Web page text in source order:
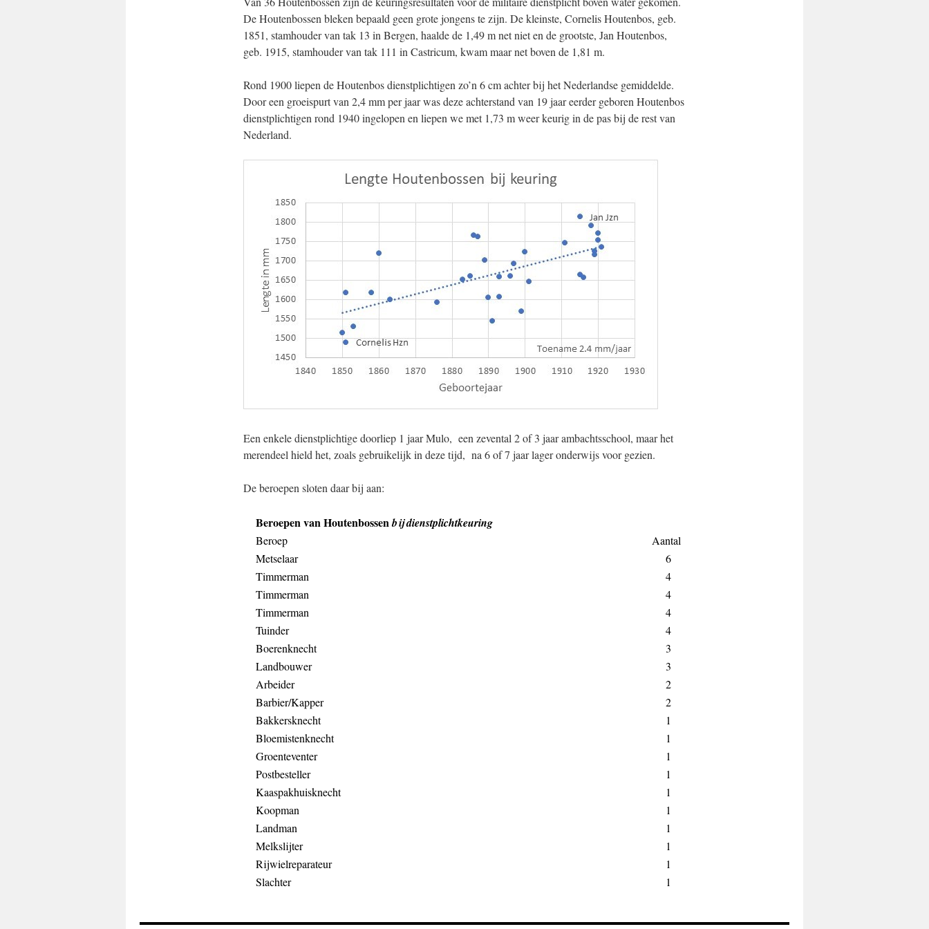
De Houtenbossen bleken bepaald geen grote jongens te zijn. De kleinste, Cornelis Houtenbos, geb.
1851, stamhouder van tak 13 in Bergen, haalde de 1,49 m net niet en de grootste, Jan Houtenbos,
geb. 1915, stamhouder van tak 111 in Castricum, kwam maar net boven de 1,81 m.
Rond 1900 liepen de Houtenbos dienstplichtigen zo’n 6 cm achter bij het Nederlandse gemiddelde.
Door een groeispurt van 2,4 mm per jaar was deze achterstand van 19 jaar eerder geboren Houtenbos
dienstplichtigen rond 1940 ingelopen en liepen we met 1,73 m weer keurig in de pas bij de rest van
Nederland.
Een enkele dienstplichtige doorliep 1 jaar Mulo, een zevental 2 of 3 jaar ambachtsschool, maar het
merendeel hield het, zoals gebruikelijk in deze tijd, na 6 of 7 jaar lager onderwijs voor gezien.
De beroepen sloten daar bij aan:
Beroepen van Houtenbossenbij dienstplichtkeuring
Beroep
Aantal
Metselaar
6
Timmerman
4
Timmerman
4
Timmerman
4
Tuinder
4
Boerenknecht
3
Landbouwer
3
Arbeider
2
Barbier/Kapper
2
Bakkersknecht
1
Bloemistenknecht
1
Groenteventer
1
Postbesteller
1
Kaaspakhuisknecht
1
Koopman
1
Landman
1
Melkslijter
1
Rijwielreparateur
1
Slachter
1